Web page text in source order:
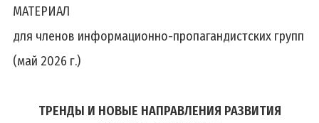
МАТЕРИАЛ
для членов информационно-пропагандистских групп
(май 2026 г.)
ТРЕНДЫ И НОВЫЕ НАПРАВЛЕНИЯ РАЗВИТИЯ